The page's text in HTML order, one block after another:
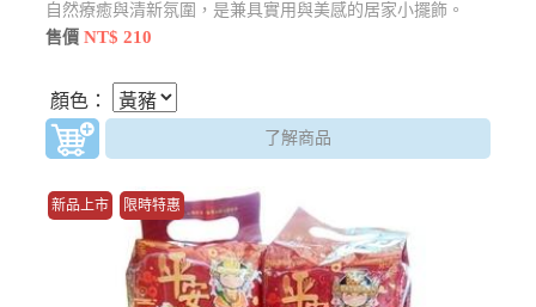
自然療癒與清新氛圍，是兼具實用與美感的居家小擺飾。
售價NT$ 210
顏色：
了解商品
新品上市 限時特惠